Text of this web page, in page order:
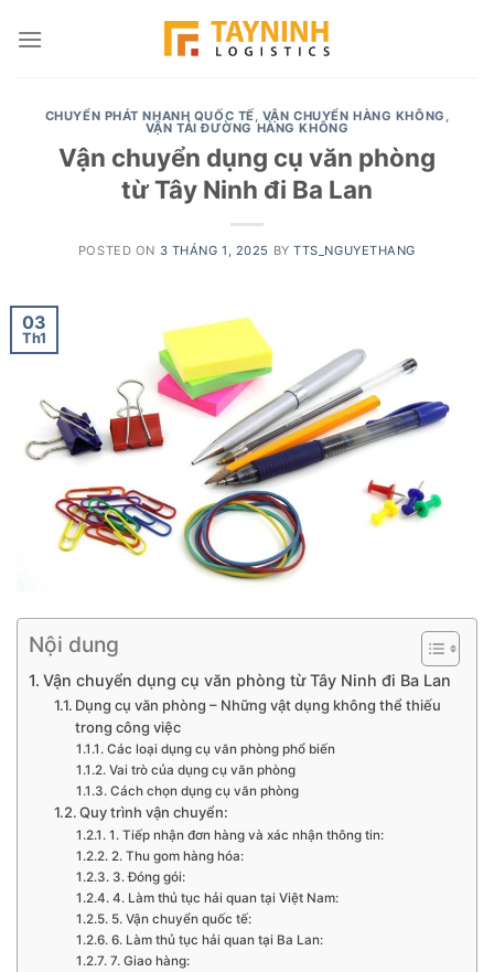
CHUYỂN PHÁT NHANH QUỐC TẾ, VẬN CHUYỂN HÀNG KHÔNG ,
VẬN TẢI ĐƯỜNG HÀNG KHÔNG
Vận chuyển dụng cụ văn phòng
từ Tây Ninh đi Ba Lan
POSTED ON 3 THÁNG 1, 2025 BYTTS_NGUYETHANG
03
Th1
Nội dung
Vận chuyển dụng cụ văn phòng từ Tây Ninh đi Ba Lan
Dụng cụ văn phòng – Những vật dụng không thể thiếu
trong công việc
Các loại dụng cụ văn phòng phổ biến
Vai trò của dụng cụ văn phòng
Cách chọn dụng cụ văn phòng
Quy trình vận chuyển:
1. Tiếp nhận đơn hàng và xác nhận thông tin:
2. Thu gom hàng hóa:
3. Đóng gói:
4. Làm thủ tục hải quan tại Việt Nam:
5. Vận chuyển quốc tế:
6. Làm thủ tục hải quan tại Ba Lan:
7. Giao hàng: